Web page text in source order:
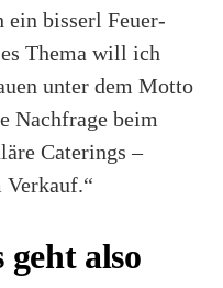
bisserl Feuer-
Thema will ich
unter dem Motto
Nachfrage beim
Caterings –
also